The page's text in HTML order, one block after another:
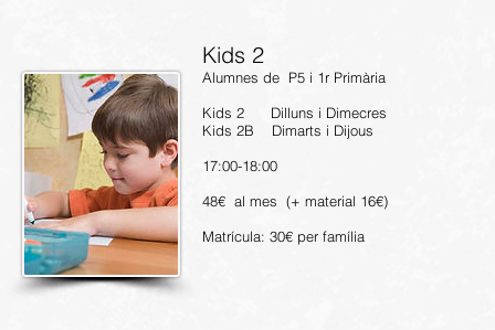
Kids 2
Alumnes de P5 i 1r Primària
Kids 2 Dilluns i Dimecres
Kids 2B Dimarts i Dijous
17:00-18:00
48€ al mes (+ material 16€)
Matrícula: 30€ per família